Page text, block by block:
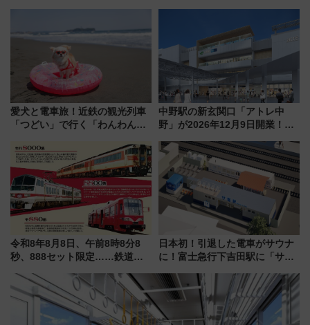
客室」や海鮮丼が人気の朝食ビ
ュッフェを現地レポ
愛犬と電車旅！近鉄の観光列車
「つどい」で行く「わんわん列
める日帰りツアー
中野駅の新玄関口「アトレ中
野」が2026年12月9日開業！新
注目スポット
令和8年8月8日、午前8時8分8
秒、888セット限定……鉄道各
たち
日本初！引退した電車がサウナ
に！富士急行下吉田駅に「サ電
業 行き交う電車の音や振動を
感じながら「ととのう」新感覚